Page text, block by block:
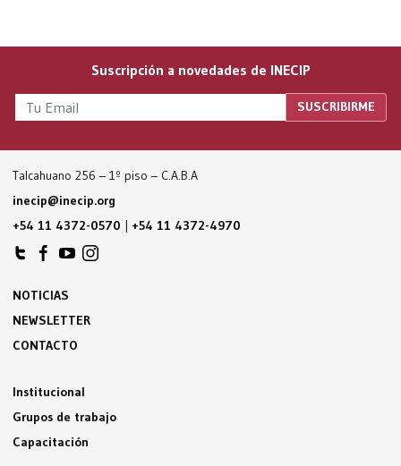
Suscripción a novedades de INECIP
Talcahuano 256 – 1º piso – C.A.B.A
inecip@inecip.org
+54 11 4372-0570 | +54 11 4372-4970
NOTICIAS
NEWSLETTER
CONTACTO
Institucional
Grupos de trabajo
Capacitación